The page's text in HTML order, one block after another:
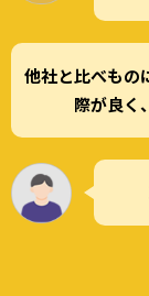
他社と比べもの
際が良く